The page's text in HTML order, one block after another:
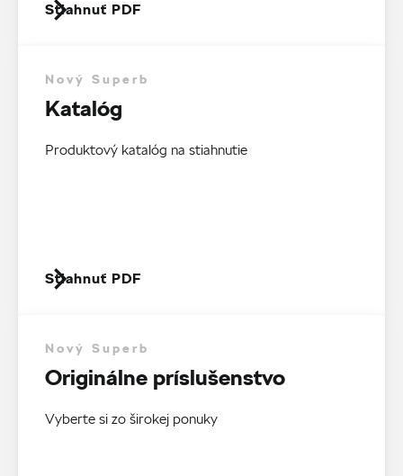
Stiahnuť PDF
Nový Superb
Katalóg
Produktový katalóg na stiahnutie
Stiahnuť PDF
Nový Superb
Originálne príslušenstvo
Vyberte si zo širokej ponuky